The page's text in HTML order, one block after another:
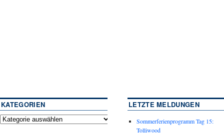
KATEGORIEN LETZTE MELDUNGEN
Sommerferienprogramm Tag 15:
Tolliwood